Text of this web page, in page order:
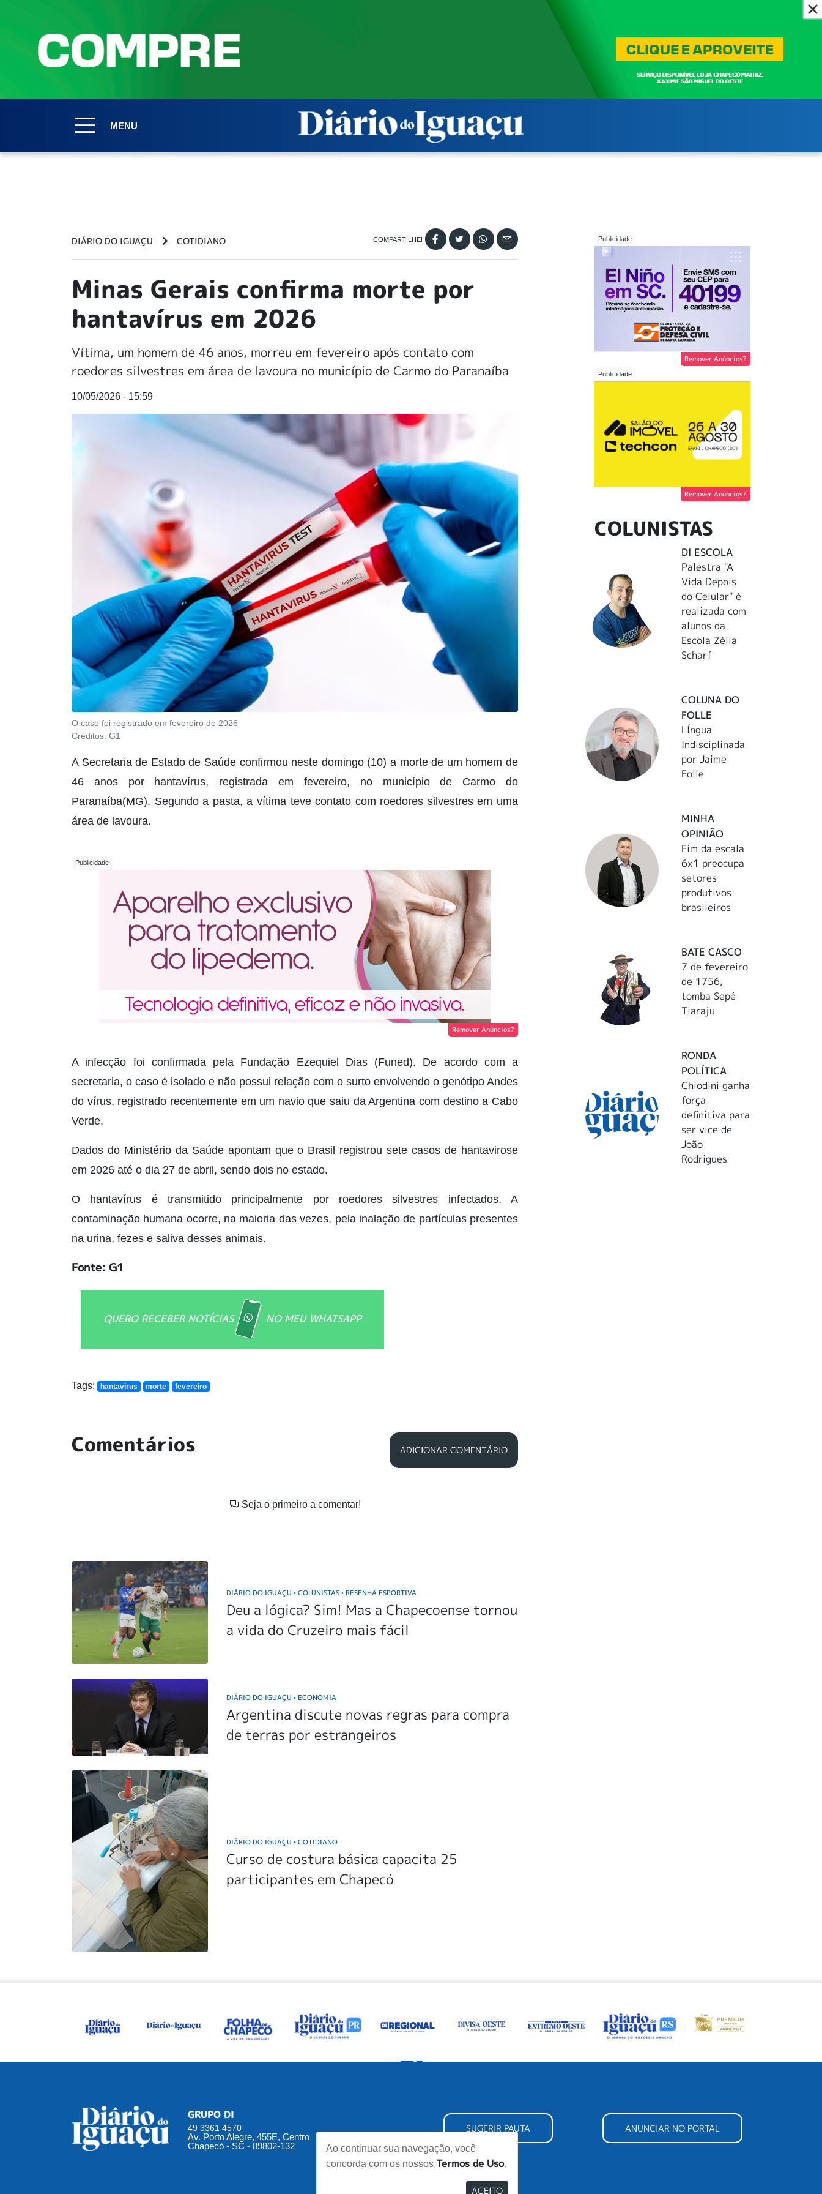
Ao continuar sua navegação, você
concorda com os nossos Termos de Uso.
ACEITO
MENU
DIÁRIO DO IGUAÇU COTIDIANO
Minas Gerais confirma morte por
hantavírus em 2026
Vítima, um homem de 46 anos, morreu em fevereiro após contato com
roedores silvestres em área de lavoura no município de Carmo do Paranaíba
10/05/2026 - 15:59
O caso foi registrado em fevereiro de 2026
Créditos: G1
A Secretaria de Estado de Saúde confirmou neste domingo (10) a morte de um homem de
46 anos por hantavírus, registrada em fevereiro, no município de Carmo do
Paranaíba(MG). Segundo a pasta, a vítima teve contato com roedores silvestres em uma
área de lavoura.
Remover Anúncios?
A infecção foi confirmada pela Fundação Ezequiel Dias (Funed). De acordo com a
secretaria, o caso é isolado e não possui relação com o surto envolvendo o genótipo Andes
do vírus, registrado recentemente em um navio que saiu da Argentina com destino a Cabo
Verde.
Dados do Ministério da Saúde apontam que o Brasil registrou sete casos de hantavirose
em 2026 até o dia 27 de abril, sendo dois no estado.
O hantavírus é transmitido principalmente por roedores silvestres infectados. A
contaminação humana ocorre, na maioria das vezes, pela inalação de partículas presentes
na urina, fezes e saliva desses animais.
Fonte: G1
QUERO RECEBER NOTÍCIAS NO MEU WHATSAPP
Tags: hantavirus morte fevereiro
Comentários ADICIONAR COMENTÁRIO
Seja o primeiro a comentar!
DIÁRIO DO IGUAÇU• COLUNISTAS• RESENHA ESPORTIVA
Deu a lógica? Sim! Mas a Chapecoense tornou
a vida do Cruzeiro mais fácil
DIÁRIO DO IGUAÇU• ECONOMIA
Argentina discute novas regras para compra
de terras por estrangeiros
DIÁRIO DO IGUAÇU• COTIDIANO
Curso de costura básica capacita 25
participantes em Chapecó
Remover Anúncios?
Remover Anúncios?
COLUNISTAS
DI ESCOLA
Palestra "A
Vida Depois
do Celular" é
realizada com
alunos da
Escola Zélia
Scharf
COLUNA DO
FOLLE
LÍngua
Indisciplinada
por Jaime
Folle
MINHA
OPINIÃO
Fim da escala
6x1 preocupa
setores
produtivos
brasileiros
BATE CASCO
7 de fevereiro
de 1756,
tomba Sepé
Tiaraju
RONDA
POLÍTICA
Chiodini ganha
força
definitiva para
ser vice de
João
Rodrigues
GRUPO DI
49 3361 4570
Av. Porto Alegre, 455E, Centro
Chapecó - SC - 89802-132
SUGERIR PAUTA ANUNCIAR NO PORTAL